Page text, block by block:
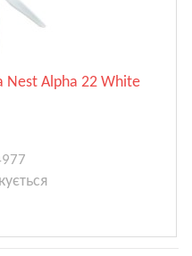
Alpha 22 White